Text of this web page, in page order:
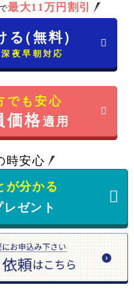
最大11万円割引
る(無料)
夜早朝対応
でも安心
価格適用
時安心
が分かる
レゼント